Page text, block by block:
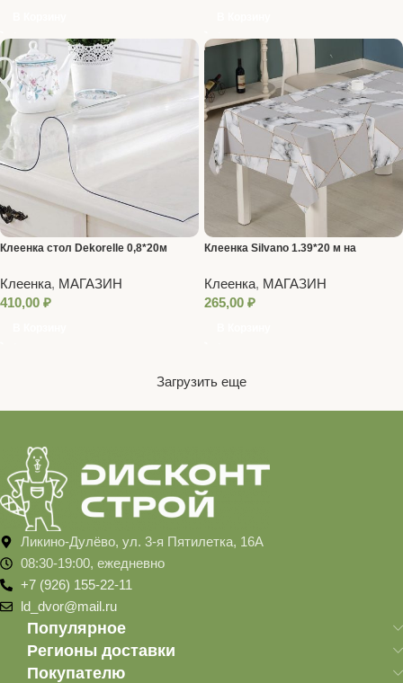
Клеенка стол Dekorelle 0,8*20м
без рисунка 123
Клеенка, МАГАЗИН
410,00 ₽
Клеенка Silvano 1.39*20 м на
Клеенка, МАГАЗИН
265,00 ₽
Загрузить еще
Ликино-Дулёво, ул. 3-я Пятилетка, 16А
08:30-19:00, ежедневно
+7 (926) 155-22-11
ld_dvor@mail.ru
Популярное
Регионы доставки
Покупателю